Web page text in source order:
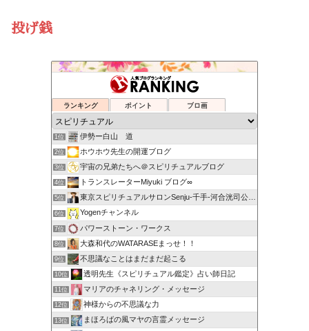
投げ銭
ランキング ポイント ブロ画
1位 伊勢ー白山 道
2位 ホウホウ先生の開運ブログ
3位 宇宙の兄弟たちへ＠スピリチュアルブログ
4位 トランスレーターMiyuki ブログ∞
5位 東京スピリチュアルサロンSenju-千手-河合洸司公式ブログ
6位 Yogenチャンネル
7位 パワーストーン・ワークス
8位 大森和代のWATARASEまっせ！！
9位 不思議なことはまだまだ起こる
10位 透明先生《スピリチュアル鑑定》占い師日記
11位 マリアのチャネリング・メッセージ
12位 神様からの不思議な力
13位
まほろばの風マヤの言霊メッセージ